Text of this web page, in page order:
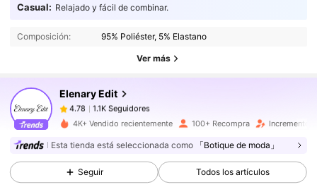
Casual: Relajado y fácil de combinar.
Composición: 95% Poliéster, 5% Elastano
Ver más
Elenary Edit
4.78 1.1K Seguidores
4.78 1.1K Seguidores
1.1K Seguidores
4.78 1.1K Seguidores
1.1K Seguidores
4K+ Vendido recientemente 100+ Recompra Incremento
Esta tienda está seleccionada como 「Botique de moda」
Seguir Todos los artículos